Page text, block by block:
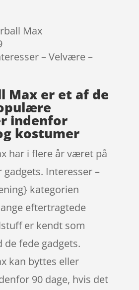
Max
– Velvære –
Max er et af de
indenfor
kostumer
har i flere år været på
Interesser –
kategorien
eftertragtede
er kendt som
de fede gadgets.
kan byttes eller
90 dage, hvis det